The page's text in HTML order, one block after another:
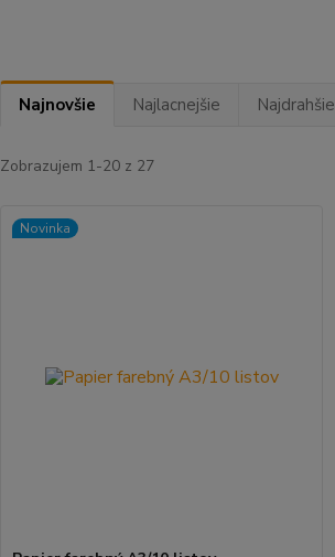
Najnovšie Najlacnejšie Najdrahšie
Zobrazujem 1-20 z 27
Novinka